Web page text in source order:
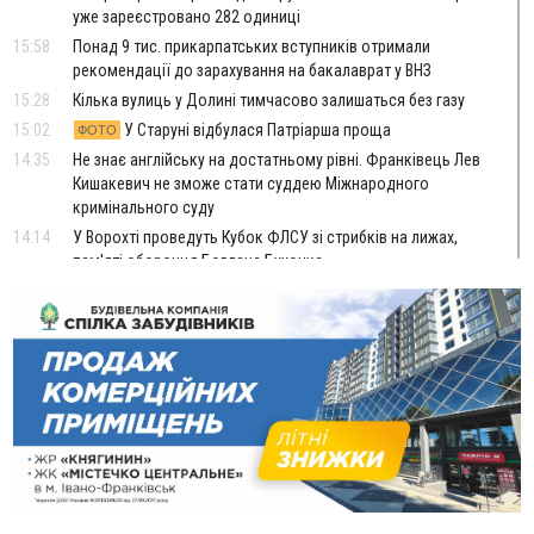
уже зареєстровано 282 одиниці
15:58
Понад 9 тис. прикарпатських вступників отримали
рекомендації до зарахування на бакалаврат у ВНЗ
15:28
Кілька вулиць у Долині тимчасово залишаться без газу
15:02
ФОТО
У Старуні відбулася Патріарша проща
14:35
Не знає англійську на достатньому рівні. Франківець Лев
Кишакевич не зможе стати суддею Міжнародного
кримінального суду
14:14
У Ворохті проведуть Кубок ФЛСУ зі стрибків на лижах,
пам'яті оборонця Богдана Бухонка
На Калущині розшукали чоловіка, який три дні
блукав у лісі
13:14
Боднар розповів про реакцію влади Польщі на атаки на
українців та про зміни після 23 серпня
12:31
ВІДЕО "Едельвейси" щемливо привітали рідну Коломию з
Днем міста
11:55
Вчора у Франківську, Коломиї, Долині та Яремче
зафіксували рекордну спеку
11:45
У Надвірній п'яна жінка побила малолітнього хлопчика: суд